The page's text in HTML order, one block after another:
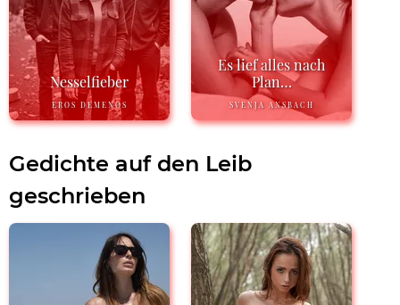
Nesselfieber
EROS DEMENOS
Es lief alles nach
Plan…
SVENJA ANSBACH
Gedichte auf den Leib
geschrieben